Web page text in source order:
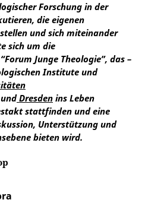
Forschung in der
die eigenen
und sich miteinander
sich um die
Junge Theologie”, das –
Institute und
undDresden ins Leben
stattfinden und eine
Unterstützung und
bieten wird.